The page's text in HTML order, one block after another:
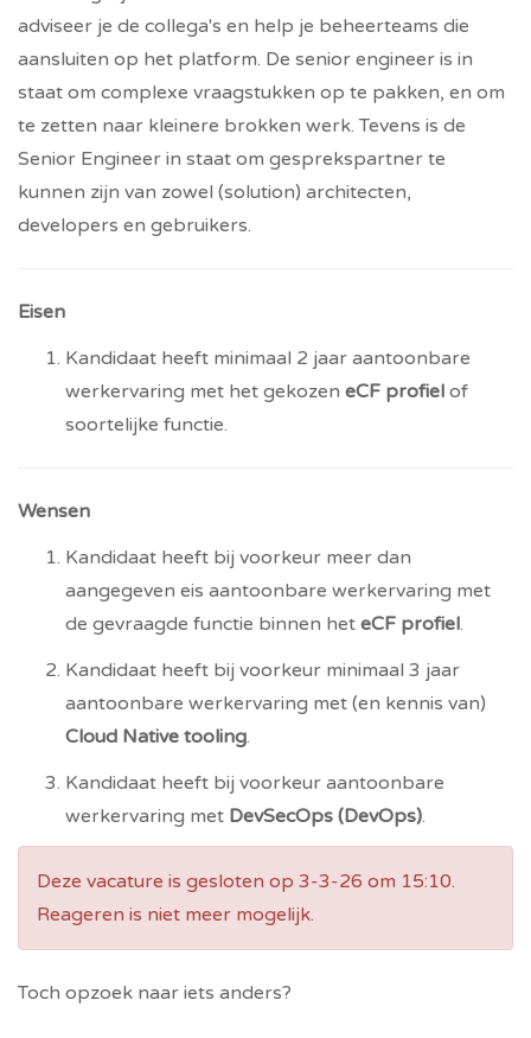
adviseer je de collega's en help je beheerteams die
aansluiten op het platform. De senior engineer is in
staat om complexe vraagstukken op te pakken, en om
te zetten naar kleinere brokken werk. Tevens is de
Senior Engineer in staat om gesprekspartner te
kunnen zijn van zowel (solution) architecten,
developers en gebruikers.
Eisen
Kandidaat heeft minimaal 2 jaar aantoonbare
werkervaring met het gekozen eCF profiel of
soortelijke functie.
Wensen
Kandidaat heeft bij voorkeur meer dan
aangegeven eis aantoonbare werkervaring met
de gevraagde functie binnen het eCF profiel.
Kandidaat heeft bij voorkeur minimaal 3 jaar
aantoonbare werkervaring met (en kennis van)
Cloud Native tooling.
Kandidaat heeft bij voorkeur aantoonbare
werkervaring met DevSecOps (DevOps).
Deze vacature is gesloten op 3-3-26 om 15:10.
Reageren is niet meer mogelijk.
Toch opzoek naar iets anders?